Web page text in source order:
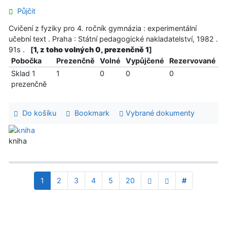
Půjčit
Cvičení z fyziky pro 4. ročník gymnázia : experimentální
učební text . Praha : Státní pedagogické nakladatelství, 1982 .
91s .
[1, z toho volných 0, prezenčně 1]
Pobočka
Prezenčně Volné Vypůjčené
Rezervované
Sklad 1
prezenčně
1 0 0 0
Do košíku Bookmark Vybrané dokumenty
kniha
1 2 3 4 5 20 #